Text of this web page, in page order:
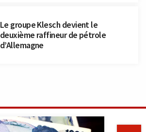
Le groupe Klesch devient le
deuxième raffineur de pétrole
d’Allemagne